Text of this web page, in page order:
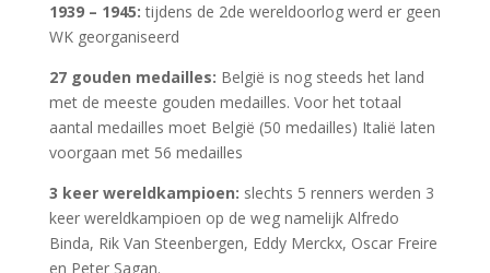
1939 – 1945: tijdens de 2de wereldoorlog werd er geen
WK georganiseerd
27 gouden medailles: België is nog steeds het land
met de meeste gouden medailles. Voor het totaal
aantal medailles moet België (50 medailles) Italië laten
voorgaan met 56 medailles
3 keer wereldkampioen: slechts 5 renners werden 3
keer wereldkampioen op de weg namelijk Alfredo
Binda, Rik Van Steenbergen, Eddy Merckx, Oscar Freire
en Peter Sagan.